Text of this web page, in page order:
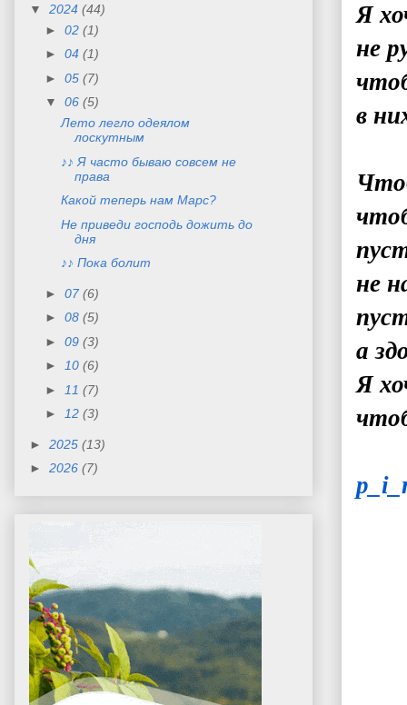
Я
не
в
не
а
Я
▼ 2024 (44)
► 02 (1)
► 04 (1)
► 05 (7)
▼ 06 (5)
Лето легло одеялом
лоскутным
♪♪ Я часто бываю совсем не
права
Какой теперь нам Марс?
Не приведи господь дожить до
дня
♪♪ Пока болит
► 07 (6)
► 08 (5)
► 09 (3)
►
10 (6)
►
11 (7)
►
12 (3)
► 2025 (13)
► 2026 (7)